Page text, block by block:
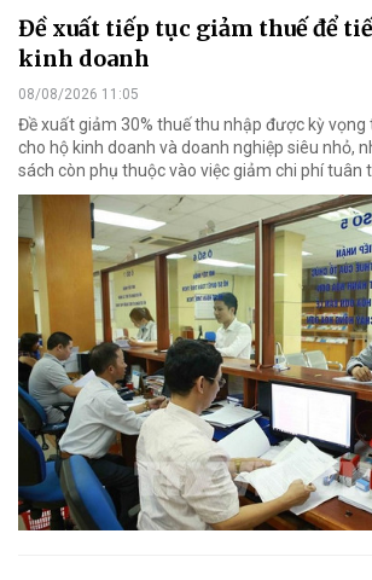
Đề xuất tiếp tục giảm thuế để
kinh doanh
08/08/2026 11:05
Đề xuất giảm 30% thuế thu nhập được kỳ
cho hộ kinh doanh và doanh nghiệp siêu nhỏ,
sách còn phụ thuộc vào việc giảm chi phí tuân